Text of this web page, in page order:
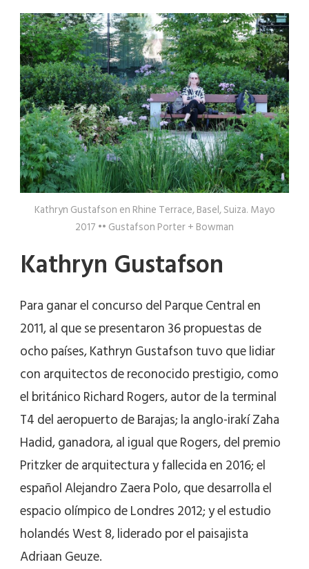
Kathryn Gustafson en Rhine Terrace, Basel, Suiza. Mayo
2017 •• Gustafson Porter + Bowman
Kathryn Gustafson
Para ganar el concurso del Parque Central en
2011, al que se presentaron 36 propuestas de
ocho países, Kathryn Gustafson tuvo que lidiar
con arquitectos de reconocido prestigio, como
el británico Richard Rogers, autor de la terminal
T4 del aeropuerto de Barajas; la anglo-irakí Zaha
Hadid, ganadora, al igual que Rogers, del premio
Pritzker de arquitectura y fallecida en 2016; el
español Alejandro Zaera Polo, que desarrolla el
espacio olímpico de Londres 2012; y el estudio
holandés West 8, liderado por el paisajista
Adriaan Geuze.